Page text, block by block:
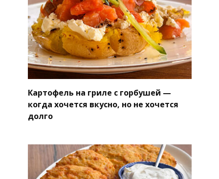
Картофель на гриле с горбушей —
когда хочется вкусно, но не хочется
долго